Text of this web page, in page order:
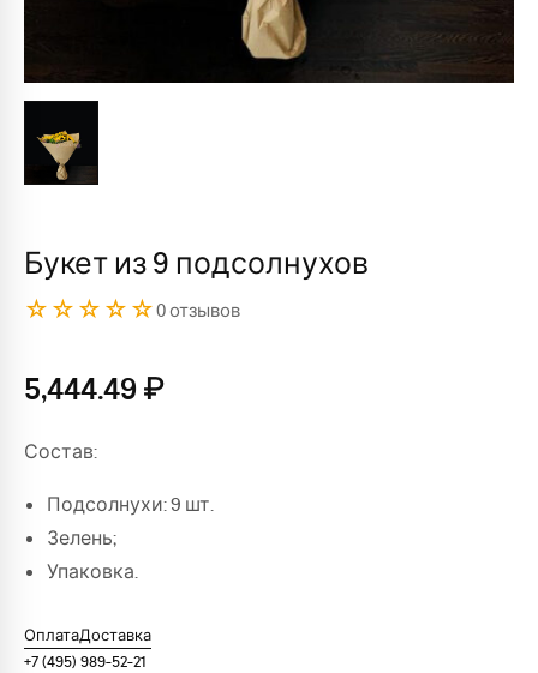
Букет из 9 подсолнухов
☆☆☆☆☆0 отзывов
5,444.49₽
Состав:
Подсолнухи: 9 шт.
Зелень;
Упаковка.
ОплатаДоставка
+7 (495) 989-52-21